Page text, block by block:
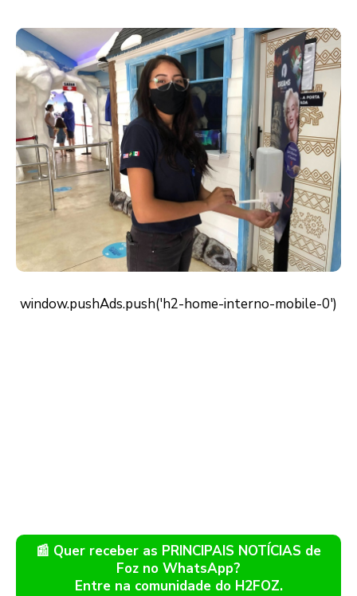
📰 Quer receber as PRINCIPAIS NOTÍCIAS de
Foz no WhatsApp?
Entre na comunidade do H2FOZ.